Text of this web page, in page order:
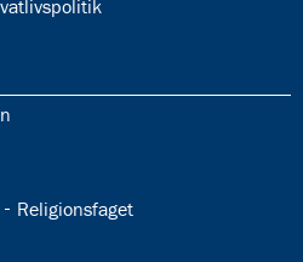
33.5:
Religionsfaget